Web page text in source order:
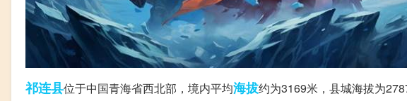
祁连县位于中国青海省西北部，境内平均海拔约为3169米，县城海拔为